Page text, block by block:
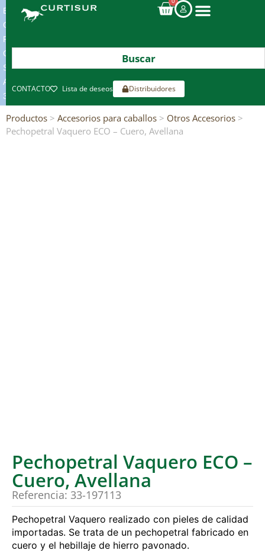
ENVIOS
GRATIS
POR
COMPRAS
SUPERIORES
A
300€*
CONTACTO Lista de deseos Distribuidores
Productos > Accesorios para caballos > Otros Accesorios >
Pechopetral Vaquero ECO – Cuero, Avellana
Pechopetral Vaquero ECO –
Cuero, Avellana
Referencia: 33-197113
Pechopetral Vaquero realizado con pieles de calidad
importadas. Se trata de un pechopetral fabricado en
cuero y el hebillaje de hierro pavonado.